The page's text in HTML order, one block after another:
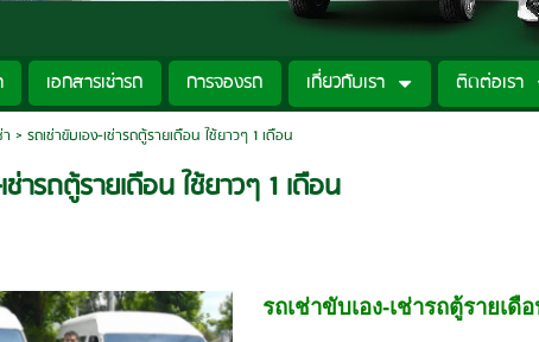
เอกสารเช่ารถ การจองรถ เกี่ยวกับเรา ติดต่อเรา
> รถเช่าขับเอง-เช่ารถตู้รายเดือน ใช้ยาวๆ 1 เดือน
ช่ารถตู้รายเดือน ใช้ยาวๆ 1 เดือน
รถเช่าขับเอง-เช่ารถตู้รายเดื